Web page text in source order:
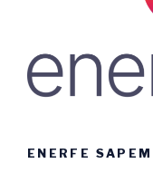
ENERFE SAPEM